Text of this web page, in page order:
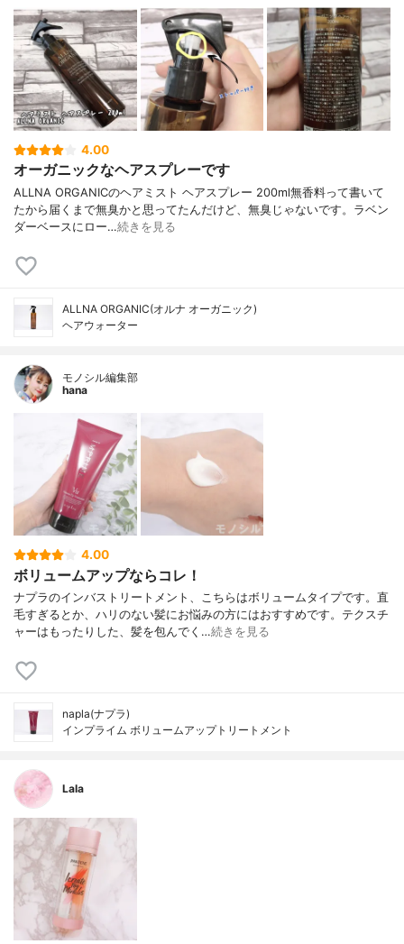
4.00
オーガニックなヘアスプレーです
ALLNA ORGANICのヘアミスト ヘアスプレー 200ml無香料って書いて
たから届くまで無臭かと思ってたんだけど、無臭じゃないです。ラベン
ダーベースにロー…続きを見る
ALLNA ORGANIC(オルナ オーガニック)
ヘアウォーター
モノシル編集部
hana
4.00
ボリュームアップならコレ！
ナプラのインバストリートメント、こちらはボリュームタイプです。直
毛すぎるとか、ハリのない髪にお悩みの方にはおすすめです。テクスチ
ャーはもったりした、髪を包んでく…続きを見る
napla(ナプラ)
インプライム ボリュームアップトリートメント
Lala